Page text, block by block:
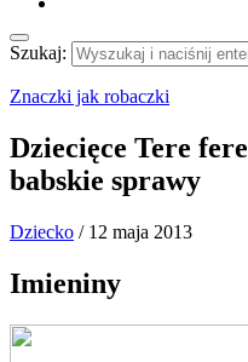
Szukaj:
Znaczki jak robaczki
Dziecięce Tere
babskie sprawy
Dziecko / 12 maja 2013
Imieniny